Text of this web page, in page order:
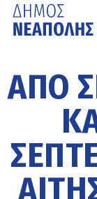
κυρίως
περιεχόμενο
ΑΠΌ